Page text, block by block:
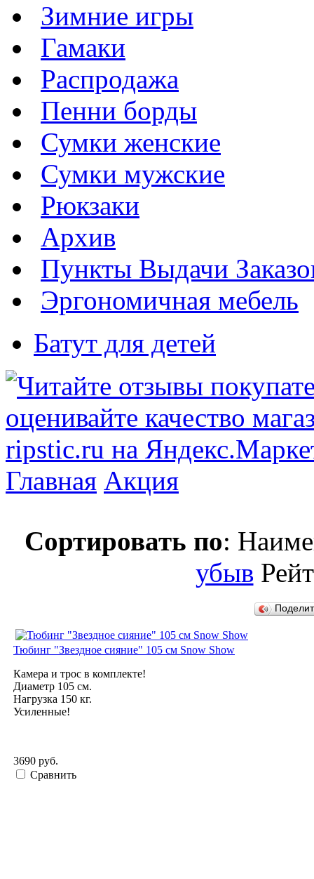
Зимние игры
Гамаки
Распродажа
Пенни борды
Сумки женские
Сумки мужские
Рюкзаки
Архив
Пункты Выдачи
Эргономичная мебель
Батут для детей
Главная Акция
Сортировать по:
убыв
Тюбинг "Звездное сияние" 105 см Snow Show
Камера и трос в комплекте!
Диаметр 105 см.
Нагрузка 150 кг.
Усиленные!
3690 руб.
Сравнить